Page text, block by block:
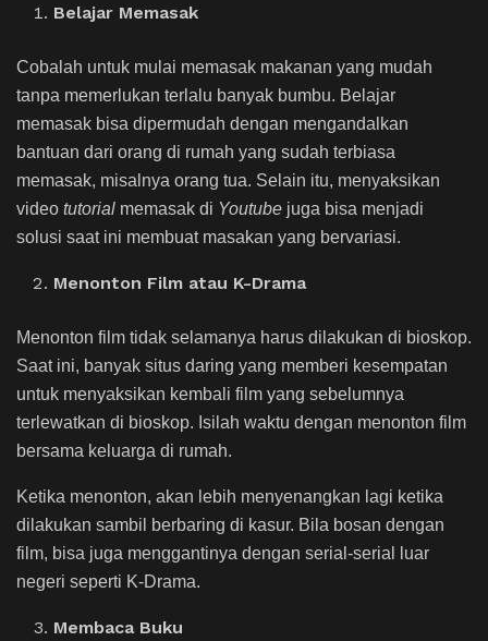
Belajar Memasak
Cobalah untuk mulai memasak makanan yang mudah
tanpa memerlukan terlalu banyak bumbu. Belajar
memasak bisa dipermudah dengan mengandalkan
bantuan dari orang di rumah yang sudah terbiasa
memasak, misalnya orang tua. Selain itu, menyaksikan
video tutorial memasak di Youtube juga bisa menjadi
solusi saat ini membuat masakan yang bervariasi.
Menonton Film atau K-Drama
Menonton film tidak selamanya harus dilakukan di bioskop.
Saat ini, banyak situs daring yang memberi kesempatan
untuk menyaksikan kembali film yang sebelumnya
terlewatkan di bioskop. Isilah waktu dengan menonton film
bersama keluarga di rumah.
Ketika menonton, akan lebih menyenangkan lagi ketika
dilakukan sambil berbaring di kasur. Bila bosan dengan
film, bisa juga menggantinya dengan serial-serial luar
negeri seperti K-Drama.
Membaca Buku